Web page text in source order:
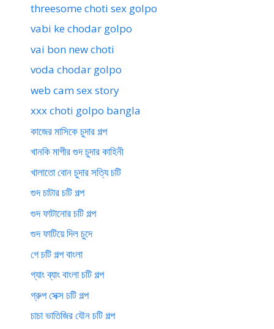
threesome choti sex golpo
vabi ke chodar golpo
vai bon new choti
voda chodar golpo
web cam sex story
xxx choti golpo bangla
কাজের মাসিকে চুদার গল্প
খানকি মাগীর গুদ চুদার কাহিনী
খালাতো বোন চুদার সত্যি চটি
গুদ চাটার চটি গল্প
গুদ ফাটানোর চটি গল্প
গুদ ফাটিয়ে দিল চুদে
গে চটি গল্প বাংলা
গ্যাং ব্যাং বাংলা চটি গল্প
গ্রুপ সেক্স চটি গল্প
চাচা ভাতিজির যৌন চটি গল্প